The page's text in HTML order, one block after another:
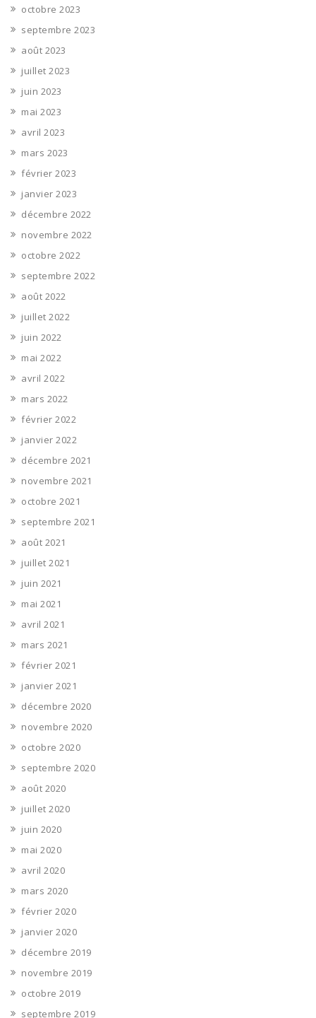
octobre 2023
septembre 2023
août 2023
juillet 2023
juin 2023
mai 2023
avril 2023
mars 2023
février 2023
janvier 2023
décembre 2022
novembre 2022
octobre 2022
septembre 2022
août 2022
juillet 2022
juin 2022
mai 2022
avril 2022
mars 2022
février 2022
janvier 2022
décembre 2021
novembre 2021
octobre 2021
septembre 2021
août 2021
juillet 2021
juin 2021
mai 2021
avril 2021
mars 2021
février 2021
janvier 2021
décembre 2020
novembre 2020
octobre 2020
septembre 2020
août 2020
juillet 2020
juin 2020
mai 2020
avril 2020
mars 2020
février 2020
janvier 2020
décembre 2019
novembre 2019
octobre 2019
septembre 2019